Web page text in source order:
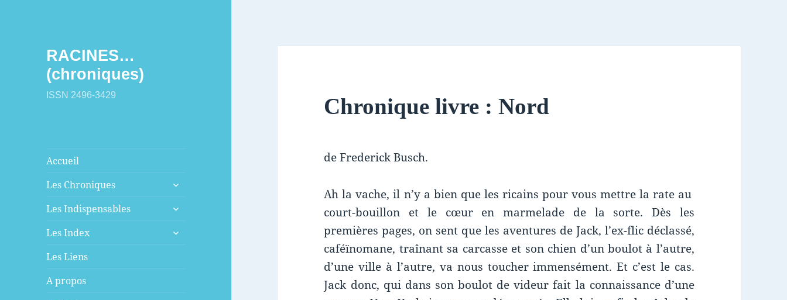
RACINES…
(chroniques)
ISSN 2496-3429
Accueil
Les Chroniques
menu
Les Indispensables
menu
Les Index
Les Liens
A propos
Chronique livre : Nord
de Frederick Busch.
Ah la vache, il n’y a bien que les ricains pour vous mettre la rate au
court-bouillon et le cœur en marmelade de la sorte. Dès les
premières pages, on sent que les aventures de Jack, l’ex-flic déclassé,
caféïnomane, traînant sa carcasse et son chien d’un boulot à l’autre,
d’une ville à l’autre, va nous toucher immensément. Et c’est le cas.
Jack donc, qui dans son boulot de videur fait la connaissance d’une